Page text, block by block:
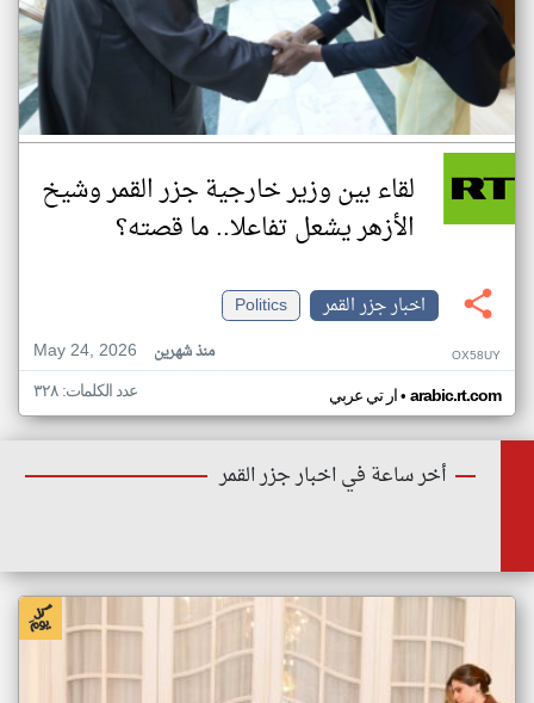
لقاء بين وزير خارجية جزر القمر وشيخ
الأزهر يشعل تفاعلا.. ما قصته؟
اخبار جزر القمر
Politics
May 24, 2026
منذ شهرين OX58UY
ار تي عربي• arabic.rt.com عدد الكلمات: ٣٢٨
أخر ساعة في اخبار جزر القمر